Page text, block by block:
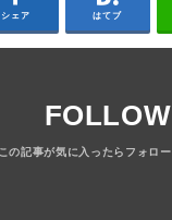
シェア はてブ
FOLLOW